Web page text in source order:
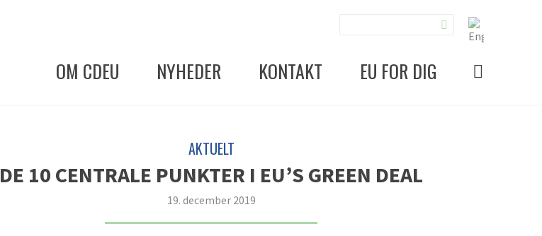
OM CDEU NYHEDER KONTAKT EU FOR DIG
AKTUELT
DE 10 CENTRALE PUNKTER I EU’S GREEN DEAL
19. december 2019